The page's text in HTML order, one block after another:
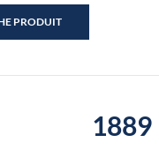
PRODUIT
1889